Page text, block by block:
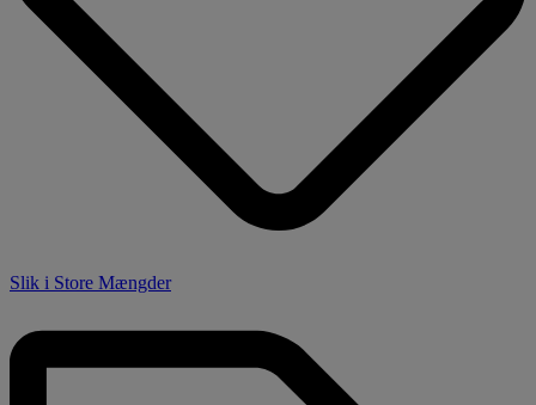
Slik i Store Mængder